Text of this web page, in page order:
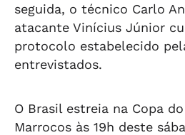
seguida, o técnico Carlo
atacante Vinícius Júnior
protocolo estabelecido
entrevistados.
O Brasil estreia na Copa
Marrocos às 19h deste